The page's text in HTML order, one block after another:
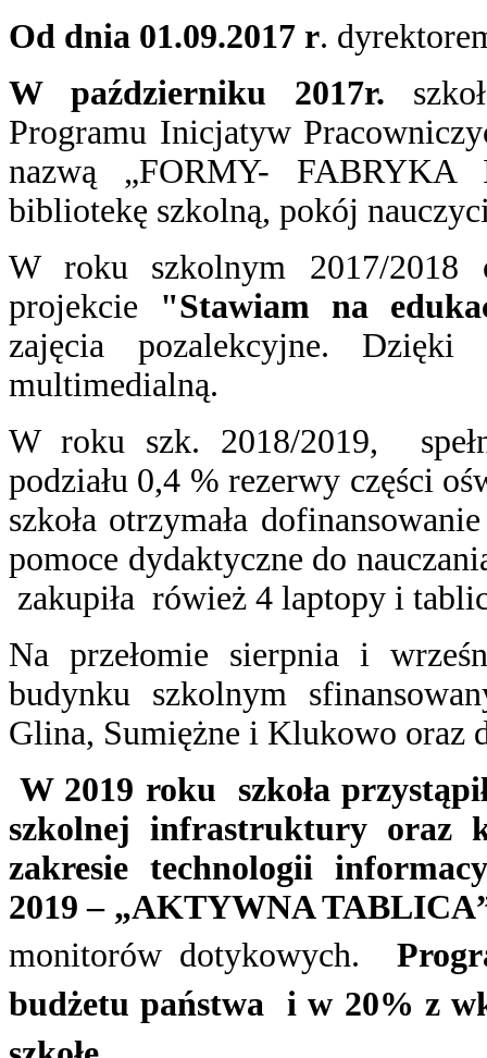
Od dnia 01.09.2017 r.
W październiku 2017r.
Programu Inicjatyw
nazwą „FORMY- FABRYKA
bibliotekę szkolną, pokój
W roku szkolnym 2017/2018
projekcie "Stawiam na
zajęcia pozalekcyjne. Dzięki
multimedialną.
W roku szk. 2018/2019,
podziału 0,4 % rezerwy części
szkoła otrzymała
pomoce dydaktyczne do
zakupiła rówież 4 laptopy i
Na przełomie sierpnia i
budynku szkolnym
Glina, Sumiężne i Klukowo oraz
W 2019 roku szkoła
szkolnej infrastruktury oraz
zakresie technologii
2019 – „AKTYWNA
monitorów dotykowych.
budżetu państwa i w 20% z